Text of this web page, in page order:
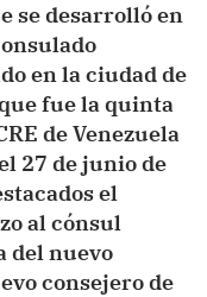
se desarrolló en
en la ciudad de
fue la quinta
de Venezuela
27 de junio de
el
al cónsul
del nuevo
consejero de